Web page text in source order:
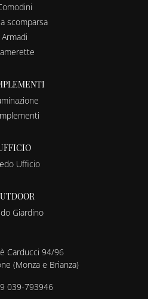
scomparsa
Armadi
Ufficio
Giardino
Carducci 94/96
(Monza e Brianza)
039-793946